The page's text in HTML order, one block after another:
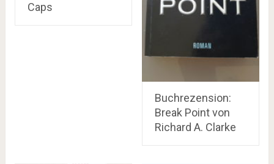
Caps
Buchrezension:
Break Point von
Richard A. Clarke